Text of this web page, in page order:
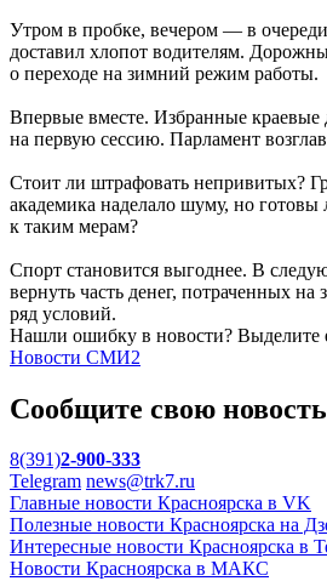
Утром в пробке, вечером — в
доставил хлопот водителям.
о переходе на зимний режим работы.
Впервые вместе. Избранные краевые
на первую сессию. Парламент
Стоит ли штрафовать непривитых?
академика наделало шуму, но готовы
к таким мерам?
Спорт становится выгоднее. В
вернуть часть денег, потраченных на
ряд условий.
Нашли ошибку в новости? Выделите
Новости СМИ2
Сообщите свою новость
8(391)2-900-333
Telegram news@trk7.ru
Главные новости Красноярска в VK
Полезные новости Красноярска на
Интересные новости Красноярска в
Новости Красноярска в МАКС